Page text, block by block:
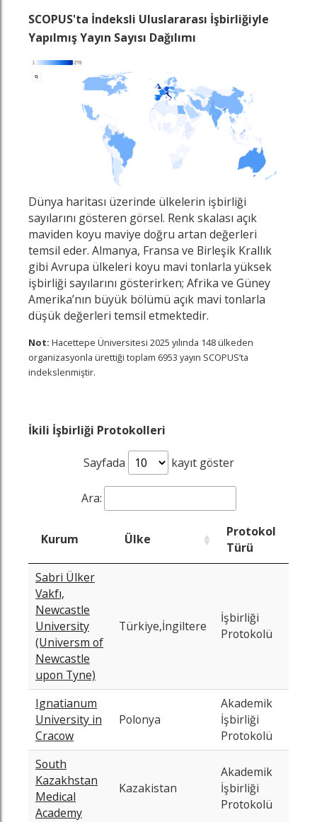
SCOPUS'ta İndeksli Uluslararası İşbirliğiyle
Yapılmış Yayın Sayısı Dağılımı
Dünya haritası üzerinde ülkelerin işbirliği
sayılarını gösteren görsel. Renk skalası açık
maviden koyu maviye doğru artan değerleri
temsil eder. Almanya, Fransa ve Birleşik Krallık
gibi Avrupa ülkeleri koyu mavi tonlarla yüksek
işbirliği sayılarını gösterirken; Afrika ve Güney
Amerika’nın büyük bölümü açık mavi tonlarla
düşük değerleri temsil etmektedir.
Not: Hacettepe Üniversitesi 2025 yılında 148 ülkeden
organizasyonla ürettiği toplam 6953 yayın SCOPUS’ta
indekslenmiştir.
İkili İşbirliği Protokolleri
Sayfada kayıt göster
Ara:
Kurum Ülke
Protokol
Türü
Sabri Ülker
Vakfı,
Newcastle
University
(Universm of
Newcastle
upon Tyne)
Türkiye,İngiltere
İşbirliği
Protokolü
Ignatianum
University in
Cracow
Polonya
Akademik
İşbirliği
Protokolü
South
Kazakhstan
Medical
Academy
Kazakistan
Akademik
İşbirliği
Protokolü